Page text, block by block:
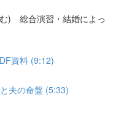
) 総合演習・結婚によっ
資料 (9:12)
夫の命盤 (5:33)